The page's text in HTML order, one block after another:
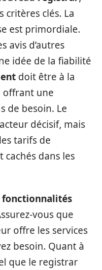
critères clés. La
est primordiale.
avis d’autres
idée de la fiabilité
doit être à la
offrant une
de besoin. Le
décisif, mais
tarifs de
dans les
fonctionnalités
vous que
offre les services
besoin. Quant à
que le registrar